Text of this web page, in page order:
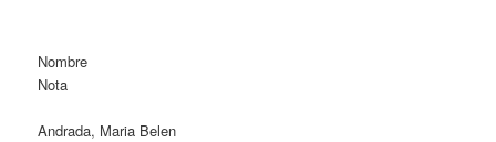
Nombre
Nota
Andrada, Maria Belen